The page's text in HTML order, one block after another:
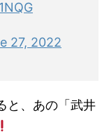
27, 2022
と、あの「武井